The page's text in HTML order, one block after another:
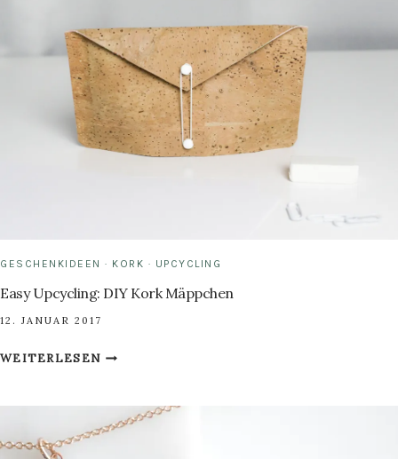
GESCHENKIDEEN · KORK · UPCYCLING
Easy Upcycling: DIY Kork Mäppchen
12. JANUAR 2017
WEITERLESENEASY
KORK
MÄPPCHEN